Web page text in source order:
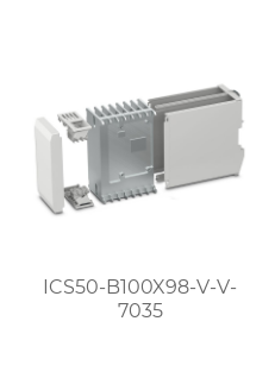
ICS50-B100X98-V-V-
7035